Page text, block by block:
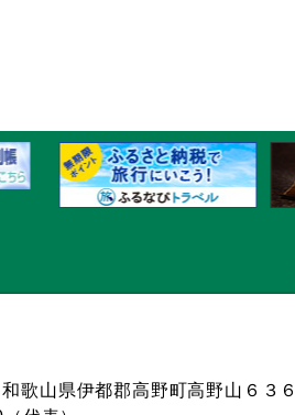
歌山県伊都郡高野町高野山６３６